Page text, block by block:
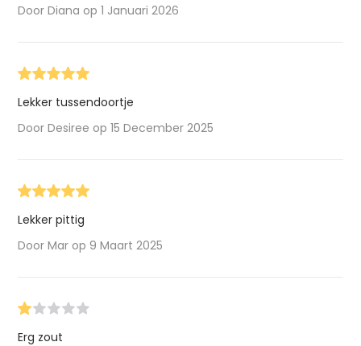
Door Diana op 1 Januari 2026
Lekker tussendoortje
Door Desiree op 15 December 2025
Lekker pittig
Door Mar op 9 Maart 2025
Erg zout